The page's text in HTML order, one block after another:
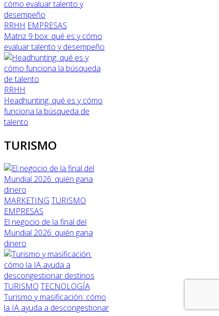
RRHH EMPRESAS
Matriz 9 box: qué es y cómo
evaluar talento y desempeño
RRHH
Headhunting: qué es y cómo
funciona la búsqueda de
talento
TURISMO
MARKETING TURISMO
EMPRESAS
El negocio de la final del
Mundial 2026: quién gana
dinero
TURISMO TECNOLOGÍA
Turismo y masificación: cómo
la IA ayuda a descongestionar